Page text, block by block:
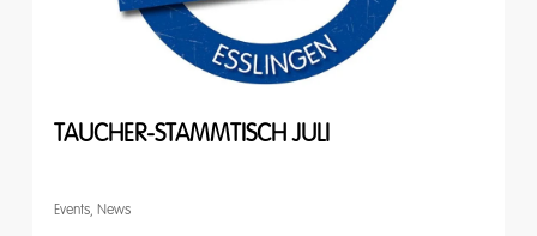
TAUCHER-STAMMTISCH JULI
Events, News